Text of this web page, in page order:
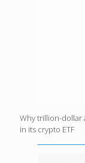
Why trillion-dollar
in its crypto ETF